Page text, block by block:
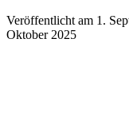
Veröffentlicht am 1.
Oktober 2025